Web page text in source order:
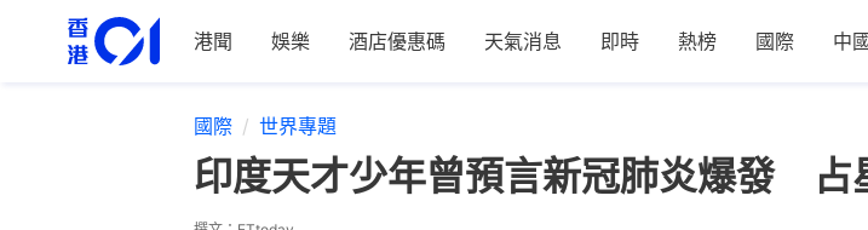
港聞 娛樂 酒店優惠碼 天氣消息 即時 熱榜 國際 中國
國際 世界專題
印度天才少年曾預言新冠肺炎爆發 占